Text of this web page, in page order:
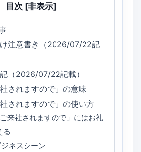
目次 [非表示]
注意書き（2026/07/22記
（2026/07/22記載）
社されますので」の意味
社されますので」の使い方
ご来社されますので」にはお礼
る
ジネスシーン